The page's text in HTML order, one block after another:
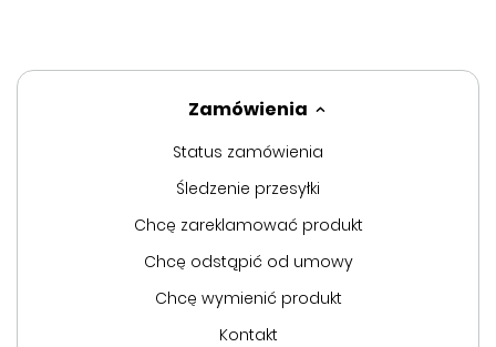
Zamówienia
Status zamówienia
Śledzenie przesyłki
Chcę zareklamować produkt
Chcę odstąpić od umowy
Chcę wymienić produkt
Kontakt